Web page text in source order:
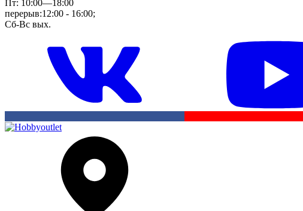
Пт: 10:00—18:00
перерыв:12:00 - 16:00;
Сб-Вс вых.